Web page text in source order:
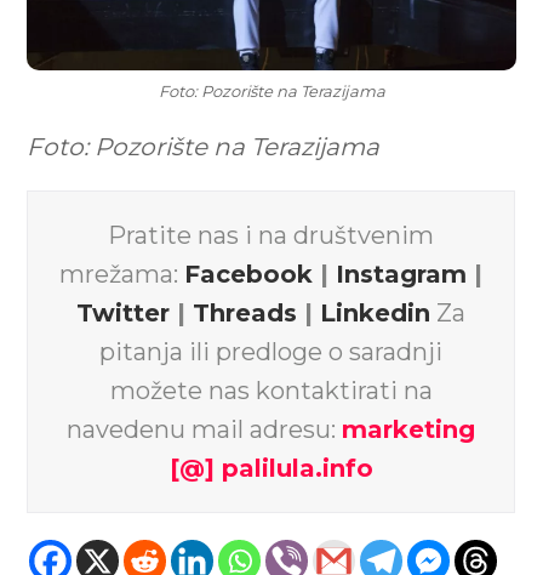
Foto: Pozorište na Terazijama
Foto: Pozorište na Terazijama
Pratite nas i na društvenim
mrežama: Facebook | Instagram |
Twitter | Threads | Linkedin Za
pitanja ili predloge o saradnji
možete nas kontaktirati na
navedenu mail adresu: marketing
[@] palilula.info